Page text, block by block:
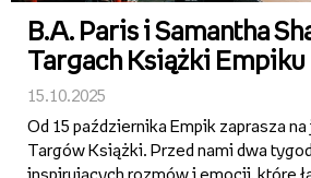
B.A. Paris i Samantha
Targach Książki Empiku
15.10.2025
Od 15 października Empik zaprasza
Targów Książki. Przed nami dwa
inspirujących rozmów i emocji, które